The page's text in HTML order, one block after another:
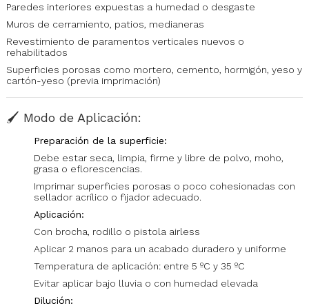
Paredes interiores expuestas a humedad o desgaste
Muros de cerramiento, patios, medianeras
Revestimiento de paramentos verticales nuevos o
rehabilitados
Superficies porosas como mortero, cemento, hormigón, yeso y
cartón-yeso (previa imprimación)
🖌️ Modo de Aplicación:
Preparación de la superficie:
Debe estar seca, limpia, firme y libre de polvo, moho,
grasa o eflorescencias.
Imprimar superficies porosas o poco cohesionadas con
sellador acrílico o fijador adecuado.
Aplicación:
Con brocha, rodillo o pistola airless
Aplicar 2 manos para un acabado duradero y uniforme
Temperatura de aplicación: entre 5 ºC y 35 ºC
Evitar aplicar bajo lluvia o con humedad elevada
Dilución: